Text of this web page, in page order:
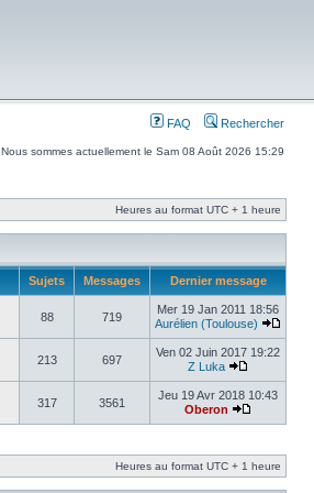
FAQ Rechercher
Nous sommes actuellement le Sam 08 Août 2026 15:29
Heures au format UTC + 1 heure
Sujets Messages Dernier message
88 719
Mer 19 Jan 2011 18:56
Aurélien (Toulouse)
213 697
Ven 02 Juin 2017 19:22
Z Luka
317 3561
Jeu 19 Avr 2018 10:43
Oberon
Heures au format UTC + 1 heure